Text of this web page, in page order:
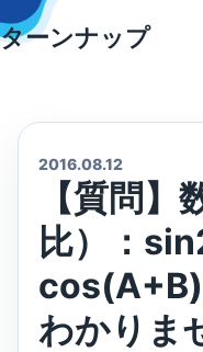
Skip
to
ターンナップ
2016.08.12
【質問】
比）：
わかりま